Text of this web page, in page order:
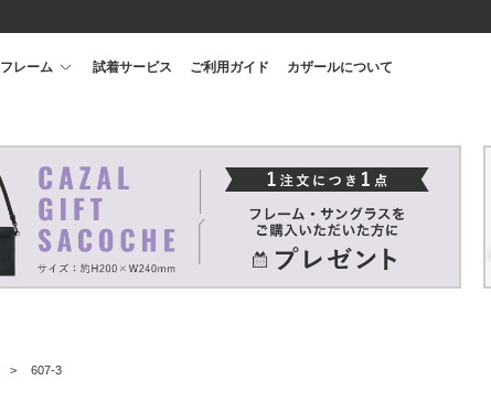
フレーム 試着サービス ご利用ガイド カザールについて
607-3